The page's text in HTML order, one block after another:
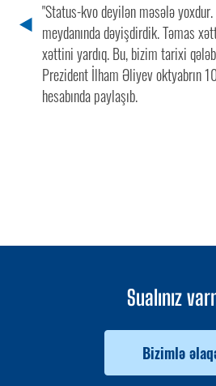
"Status-kvo deyilən məsələ
meydanında dəyişdirdik. Təmas
xəttini yardıq. Bu, bizim tarixi
Prezident İlham Əliyev oktyabrın
hesabında paylaşıb.
Sualınız
Bizimlə